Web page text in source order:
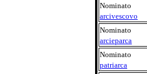
Nominato
arcivescovo
Nominato
arcieparca
Nominato
patriarca